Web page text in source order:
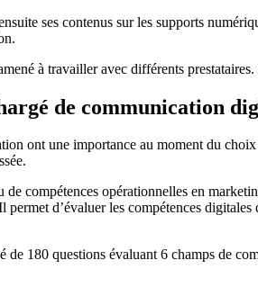
ses contenus sur les supports
à travailler avec différents
de communication
ont une importance au moment du
compétences opérationnelles en
d’évaluer les compétences
180 questions évaluant 6 champs de